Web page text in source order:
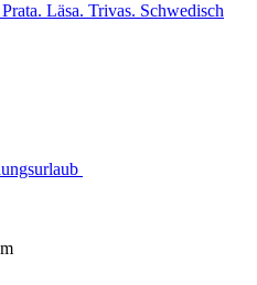
Läsa. Trivas. Schwedisch